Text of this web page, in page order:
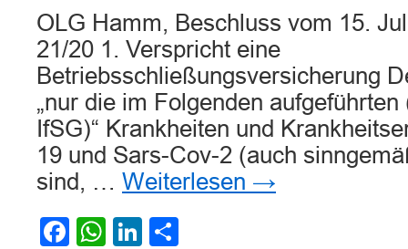
der
OLG Hamm, Beschluss vom 15.
21/20 1. Verspricht eine
Betriebsschließungsversicherung
„nur die im Folgenden
IfSG)“ Krankheiten und
19 und Sars-Cov-2 (auch
sind, … Weiterlesen →
Facebook
WhatsApp
LinkedIn